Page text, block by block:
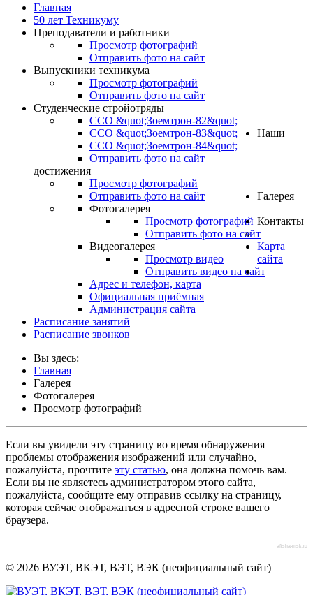
Главная
50 лет Техникуму
Преподаватели и работники
Просмотр фотографий
Отправить фото на сайт
Выпускники техникума
Просмотр фотографий
Отправить фото на сайт
Студенческие стройотряды
ССО &quot;Зоемтрон-82&quot;
ССО &quot;Зоемтрон-83&quot;
ССО &quot;Зоемтрон-84&quot;
Отправить фото на сайт
Наши
достижения
Просмотр фотографий
Отправить фото на сайт
Галерея
Фотогалерея
Просмотр фотографий
Отправить фото на сайт
Видеогалерея
Просмотр видео
Отправить видео на сайт
Контакты
Адрес и телефон, карта
Официальная приёмная
Администрация сайта
Карта
сайта
.
Расписание занятий
Расписание звонков
Вы здесь:
Главная
Галерея
Фотогалерея
Просмотр фотографий
Если вы увидели эту страницу во время обнаружения
проблемы отображения изображений или случайно,
пожалуйста, прочтите эту статью, она должна помочь вам.
Если вы не являетесь администратором этого сайта,
пожалуйста, сообщите ему отправив ссылку на страницу,
которая сейчас отображаться в адресной строке вашего
браузера.
afisha-msk.ru
© 2026 ВУЭТ, ВКЭТ, ВЭТ, ВЭК (неофициальный сайт)